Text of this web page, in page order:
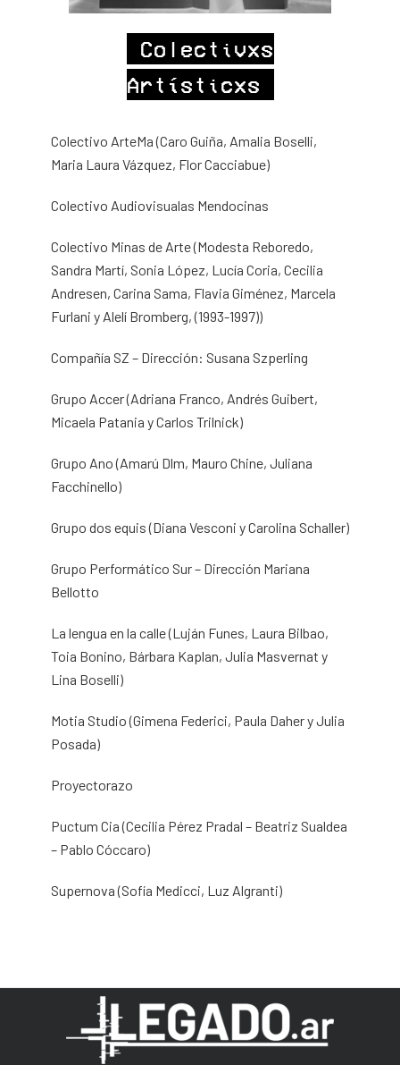
Colectivxs
Artísticxs
Colectivo ArteMa (Caro Guiña, Amalia Boselli,
Maria Laura Vázquez, Flor Cacciabue)
Colectivo Audiovisualas Mendocinas
Colectivo Minas de Arte (Modesta Reboredo,
Sandra Martí, Sonia López, Lucía Coria, Cecilia
Andresen, Carina Sama, Flavia Giménez, Marcela
Furlani y Alelí Bromberg, (1993-1997))
Compañía SZ – Dirección: Susana Szperling
Grupo Accer (Adriana Franco, Andrés Guibert,
Micaela Patania y Carlos Trilnick)
Grupo Ano (Amarú Dlm, Mauro Chine, Juliana
Facchinello)
Grupo dos equis (Diana Vesconi y Carolina Schaller)
Grupo Performático Sur – Dirección Mariana
Bellotto
La lengua en la calle (Luján Funes, Laura Bilbao,
Toia Bonino, Bárbara Kaplan, Julia Masvernat y
Lina Boselli)
Motia Studio (Gimena Federici, Paula Daher y Julia
Posada)
Proyectorazo
Puctum Cia (Cecilia Pérez Pradal – Beatriz Sualdea
– Pablo Cóccaro)
Supernova (Sofía Medicci, Luz Algranti)